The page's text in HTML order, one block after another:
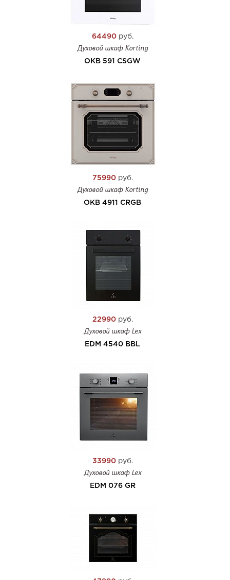
64490руб.
Духовой шкаф Korting
OKB 591 CSGW
75990руб.
Духовой шкаф Korting
OKB 4911 CRGB
22990руб.
Духовой шкаф Lex
EDM 4540 BBL
33990руб.
Духовой шкаф Lex
EDM 076 GR